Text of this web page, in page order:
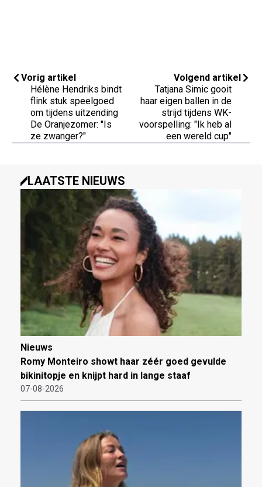
Vorig artikel
Hélène Hendriks bindt
flink stuk speelgoed
om tijdens uitzending
De Oranjezomer: "Is
ze zwanger?"
Volgend artikel
Tatjana Simic gooit
haar eigen ballen in de
strijd tijdens WK-
voorspelling: "Ik heb al
een wereld cup"
LAATSTE NIEUWS
Nieuws
Romy Monteiro showt haar zéér goed gevulde
bikinitopje en knijpt hard in lange staaf
07-08-2026